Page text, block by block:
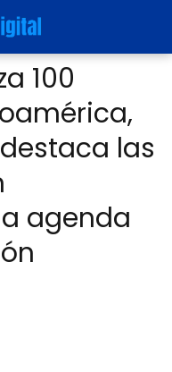
100
las
agenda